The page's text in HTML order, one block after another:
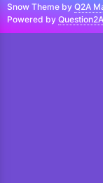
Snow Theme by Q2A
Powered by